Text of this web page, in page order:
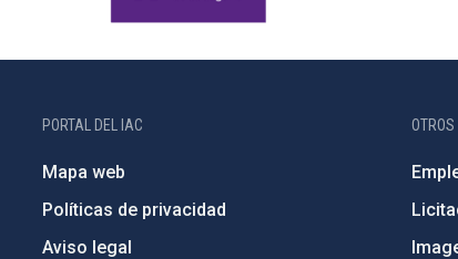
PORTAL DEL IAC
Mapa web
Políticas de privacidad
Aviso legal